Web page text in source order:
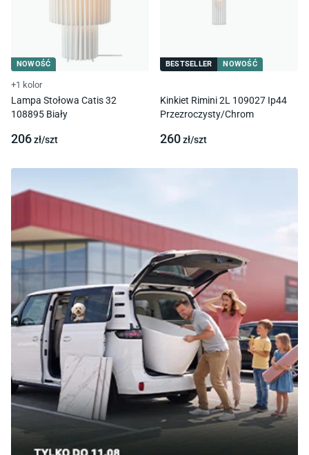
NOWOŚĆ
+1 kolor
Lampa Stołowa Catis 32
108895 Biały
206zł/szt
BESTSELLER NOWOŚĆ
Kinkiet Rimini 2L 109027 Ip44
Przezroczysty/Chrom
260zł/szt